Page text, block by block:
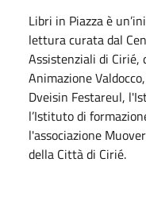
Libri in Piazza è
lettura curata dal
Assistenziali di Cirié,
Animazione
Dveisin Festareul,
l’Istituto di
l'associazione
della Città di Cirié.